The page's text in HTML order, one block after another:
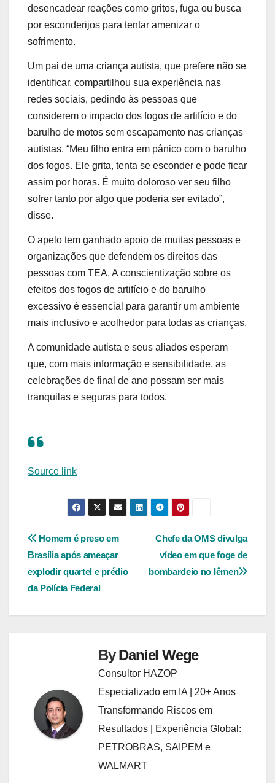
desencadear reações como gritos, fuga ou busca
por esconderijos para tentar amenizar o
sofrimento.
Um pai de uma criança autista, que prefere não se
identificar, compartilhou sua experiência nas
redes sociais, pedindo às pessoas que
considerem o impacto dos fogos de artifício e do
barulho de motos sem escapamento nas crianças
autistas. “Meu filho entra em pânico com o barulho
dos fogos. Ele grita, tenta se esconder e pode ficar
assim por horas. É muito doloroso ver seu filho
sofrer tanto por algo que poderia ser evitado”,
disse.
O apelo tem ganhado apoio de muitas pessoas e
organizações que defendem os direitos das
pessoas com TEA. A conscientização sobre os
efeitos dos fogos de artifício e do barulho
excessivo é essencial para garantir um ambiente
mais inclusivo e acolhedor para todas as crianças.
A comunidade autista e seus aliados esperam
que, com mais informação e sensibilidade, as
celebrações de final de ano possam ser mais
tranquilas e seguras para todos.
Source link
Navegação
de
Post
Chefe da OMS divulga
vídeo em que foge de
bombardeio no Iêmen
Homem é preso em
Brasília após ameaçar
explodir quartel e prédio
da Polícia Federal
ByDaniel Wege
Consultor HAZOP
Especializado em IA | 20+ Anos
Transformando Riscos em
Resultados | Experiência Global:
PETROBRAS, SAIPEM e
WALMART